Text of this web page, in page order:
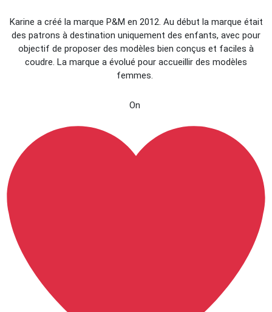
Karine a créé la marque P&M en 2012. Au début la marque était
des patrons à destination uniquement des enfants, avec pour
objectif de proposer des modèles bien conçus et faciles à
coudre. La marque a évolué pour accueillir des modèles
femmes.
On